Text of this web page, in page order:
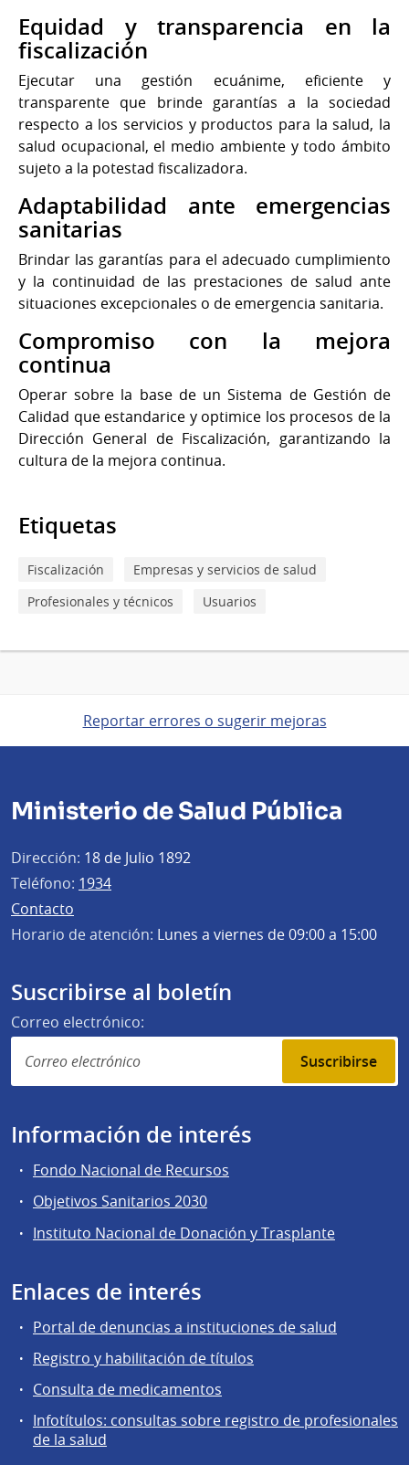
Equidad y transparencia en la
fiscalización
Ejecutar una gestión ecuánime, eficiente y
transparente que brinde garantías a la sociedad
respecto a los servicios y productos para la salud, la
salud ocupacional, el medio ambiente y todo ámbito
sujeto a la potestad fiscalizadora.
Adaptabilidad ante emergencias
sanitarias
Brindar las garantías para el adecuado cumplimiento
y la continuidad de las prestaciones de salud ante
situaciones excepcionales o de emergencia sanitaria.
Compromiso con la mejora
continua
Operar sobre la base de un Sistema de Gestión de
Calidad que estandarice y optimice los procesos de la
Dirección General de Fiscalización, garantizando la
cultura de la mejora continua.
Etiquetas
Fiscalización
Empresas y servicios de salud
Profesionales y técnicos
Usuarios
Reportar errores o sugerir mejoras
Ministerio de Salud Pública
Dirección: 18 de Julio 1892
Teléfono: 1934
Contacto
Horario de atención: Lunes a viernes de 09:00 a 15:00
Suscribirse al boletín
Correo electrónico:
Suscribirse
Información de interés
Fondo Nacional de Recursos
Objetivos Sanitarios 2030
Instituto Nacional de Donación y Trasplante
Enlaces de interés
Portal de denuncias a instituciones de salud
Registro y habilitación de títulos
Consulta de medicamentos
Infotítulos: consultas sobre registro de profesionales
de la salud